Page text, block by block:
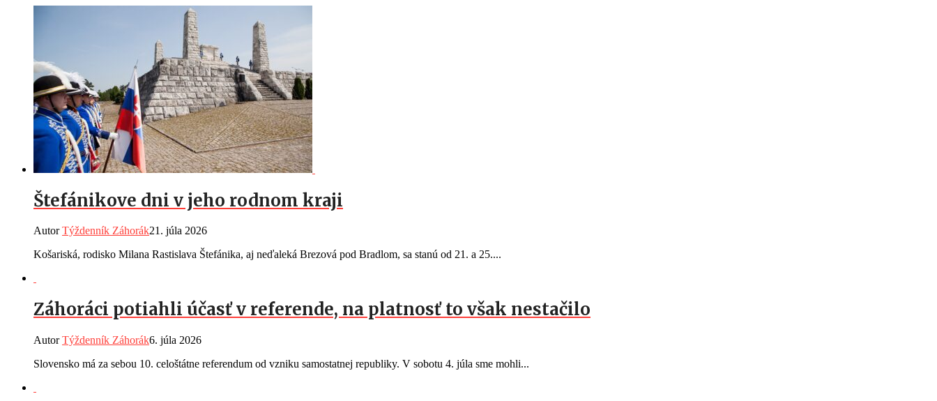
Štefánikove dni v jeho rodnom kraji
AutorTýždenník Záhorák21. júla 2026
Košariská, rodisko Milana Rastislava Štefánika, aj neďaleká Brezová pod Bradlom, sa stanú od 21. a 25....
Záhoráci potiahli účasť v referende, na platnosť to však nestačilo
AutorTýždenník Záhorák6. júla 2026
Slovensko má za sebou 10. celoštátne referendum od vzniku samostatnej republiky. V sobotu 4. júla sme mohli...